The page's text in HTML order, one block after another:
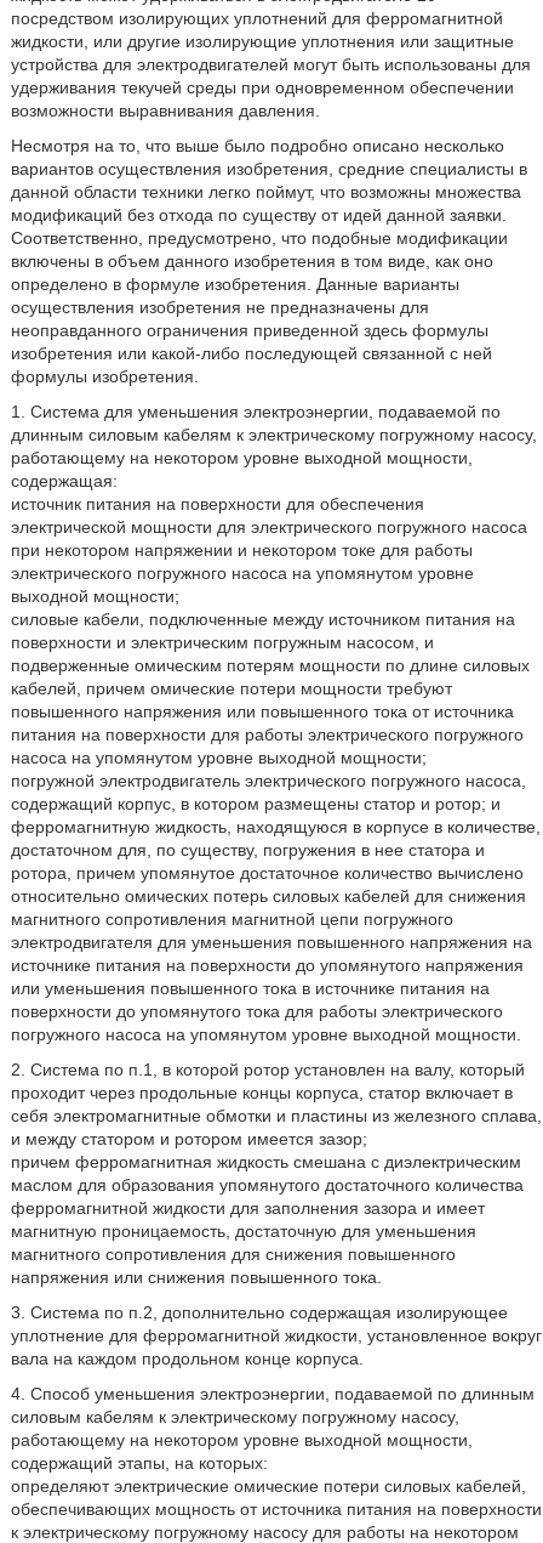
посредством изолирующих уплотнений для ферромагнитной
жидкости, или другие изолирующие уплотнения или защитные
устройства для электродвигателей могут быть использованы для
удерживания текучей среды при одновременном обеспечении
возможности выравнивания давления.
Несмотря на то, что выше было подробно описано несколько
вариантов осуществления изобретения, средние специалисты в
данной области техники легко поймут, что возможны множества
модификаций без отхода по существу от идей данной заявки.
Соответственно, предусмотрено, что подобные модификации
включены в объем данного изобретения в том виде, как оно
определено в формуле изобретения. Данные варианты
осуществления изобретения не предназначены для
неоправданного ограничения приведенной здесь формулы
изобретения или какой-либо последующей связанной с ней
формулы изобретения.
1. Система для уменьшения электроэнергии, подаваемой по
длинным силовым кабелям к электрическому погружному насосу,
работающему на некотором уровне выходной мощности,
содержащая:
источник питания на поверхности для обеспечения
электрической мощности для электрического погружного насоса
при некотором напряжении и некотором токе для работы
электрического погружного насоса на упомянутом уровне
выходной мощности;
силовые кабели, подключенные между источником питания на
поверхности и электрическим погружным насосом, и
подверженные омическим потерям мощности по длине силовых
кабелей, причем омические потери мощности требуют
повышенного напряжения или повышенного тока от источника
питания на поверхности для работы электрического погружного
насоса на упомянутом уровне выходной мощности;
погружной электродвигатель электрического погружного насоса,
содержащий корпус, в котором размещены статор и ротор; и
ферромагнитную жидкость, находящуюся в корпусе в количестве,
достаточном для, по существу, погружения в нее статора и
ротора, причем упомянутое достаточное количество вычислено
относительно омических потерь силовых кабелей для снижения
магнитного сопротивления магнитной цепи погружного
электродвигателя для уменьшения повышенного напряжения на
источнике питания на поверхности до упомянутого напряжения
или уменьшения повышенного тока в источнике питания на
поверхности до упомянутого тока для работы электрического
погружного насоса на упомянутом уровне выходной мощности.
2. Система по п.1, в которой ротор установлен на валу, который
проходит через продольные концы корпуса, статор включает в
себя электромагнитные обмотки и пластины из железного сплава,
и между статором и ротором имеется зазор;
причем ферромагнитная жидкость смешана с диэлектрическим
маслом для образования упомянутого достаточного количества
ферромагнитной жидкости для заполнения зазора и имеет
магнитную проницаемость, достаточную для уменьшения
магнитного сопротивления для снижения повышенного
напряжения или снижения повышенного тока.
3. Система по п.2, дополнительно содержащая изолирующее
уплотнение для ферромагнитной жидкости, установленное вокруг
вала на каждом продольном конце корпуса.
4. Способ уменьшения электроэнергии, подаваемой по длинным
силовым кабелям к электрическому погружному насосу,
работающему на некотором уровне выходной мощности,
содержащий этапы, на которых:
определяют электрические омические потери силовых кабелей,
обеспечивающих мощность от источника питания на поверхности
к электрическому погружному насосу для работы на некотором